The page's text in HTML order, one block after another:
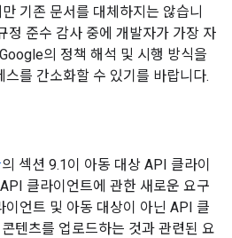
기존 문서를 대체하지는 않습니
정 준수 감사 중에 개발자가 가장 자
의 정책 해석 및 시행 방식을
를 간소화할 수 있기를 바랍니다.
의 섹션 9.1이 아동 대상 API 클라이
클라이언트에 관한 새로운 요구
언트 및 아동 대상이 아닌 API 클
텐츠를 업로드하는 것과 관련된 요